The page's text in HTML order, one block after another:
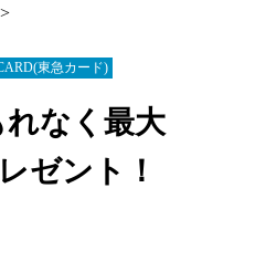
東急カード)
なく最大
ゼント！